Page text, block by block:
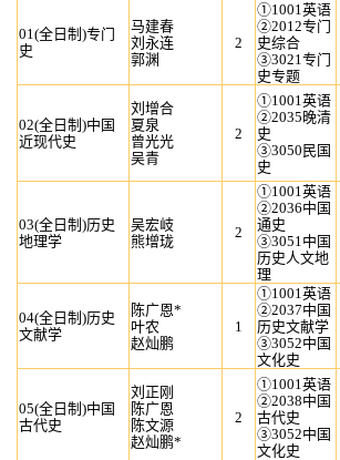
01(全日制)专门
史
马建春
刘永连
郭渊
2
①1001英语
②2012专门
史综合
③3021专门
史专题
02(全日制)中国
近现代史
刘增合
夏泉
曾光光
吴青
2
①1001英语
②2035晚清
史
③3050民国
史
03(全日制)历史
地理学
吴宏岐
熊增珑
2
①1001英语
②2036中国
通史
③3051中国
历史人文地
理
04(全日制)历史
文献学
陈广恩*
叶农
赵灿鹏
1
①1001英语
②2037中国
历史文献学
③3052中国
文化史
05(全日制)中国
古代史
刘正刚
陈广恩
陈文源
赵灿鹏*
2
①1001英语
②2038中国
古代史
③3052中国
文化史